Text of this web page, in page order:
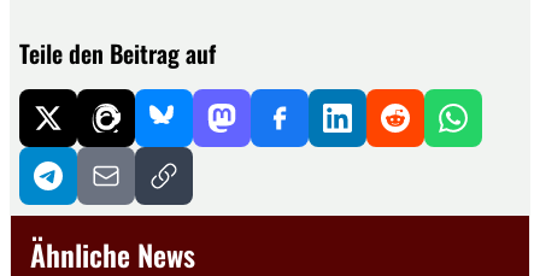
Teile den Beitrag auf
Ähnliche News